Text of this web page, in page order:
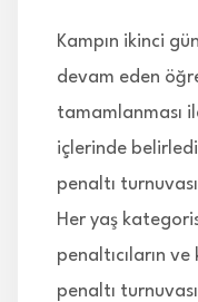
Kampın ikinci
devam eden
tamamlanması
içlerinde
penaltı
Her yaş
penaltıcıların
penaltı